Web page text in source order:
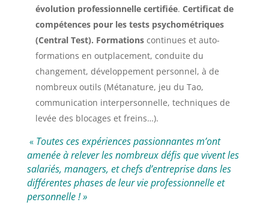
évolution professionnelle certifiée. Certificat de
compétences pour les tests psychométriques
(Central Test). Formationscontinues et auto-
formations en outplacement, conduite du
changement, développement personnel, à de
nombreux outils (Métanature, jeu du Tao,
communication interpersonnelle, techniques de
levée des blocages et freins…).
« Toutes ces expériences passionnantes m’ont
amenée à relever les nombreux défis que vivent les
salariés, managers, et chefs d’entreprise dans les
différentes phases de leur vie professionnelle et
personnelle ! »